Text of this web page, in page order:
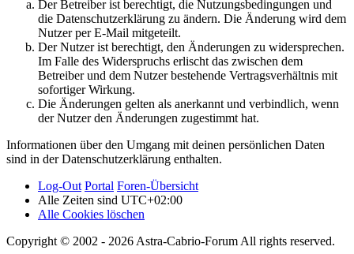
Der Betreiber ist berechtigt, die Nutzungsbedingungen und
die Datenschutzerklärung zu ändern. Die Änderung wird dem
Nutzer per E-Mail mitgeteilt.
Der Nutzer ist berechtigt, den Änderungen zu widersprechen.
Im Falle des Widerspruchs erlischt das zwischen dem
Betreiber und dem Nutzer bestehende Vertragsverhältnis mit
sofortiger Wirkung.
Die Änderungen gelten als anerkannt und verbindlich, wenn
der Nutzer den Änderungen zugestimmt hat.
Informationen über den Umgang mit deinen persönlichen Daten
sind in der Datenschutzerklärung enthalten.
Log-Out Portal Foren-Übersicht
Alle Zeiten sind UTC+02:00
Alle Cookies löschen
Copyright © 2002 - 2026 Astra-Cabrio-Forum All rights reserved.